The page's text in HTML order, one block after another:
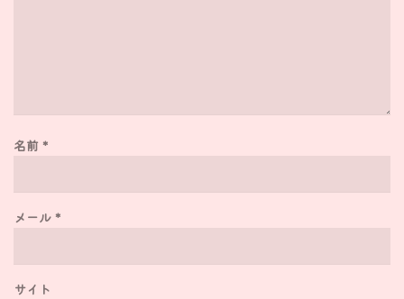
名前 *
メール *
サイト